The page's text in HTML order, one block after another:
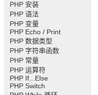
PHP 安装
PHP 语法
PHP 变量
PHP Echo / Print
PHP 数据类型
PHP 字符串函数
PHP 常量
PHP 运算符
PHP If...Else
PHP Switch